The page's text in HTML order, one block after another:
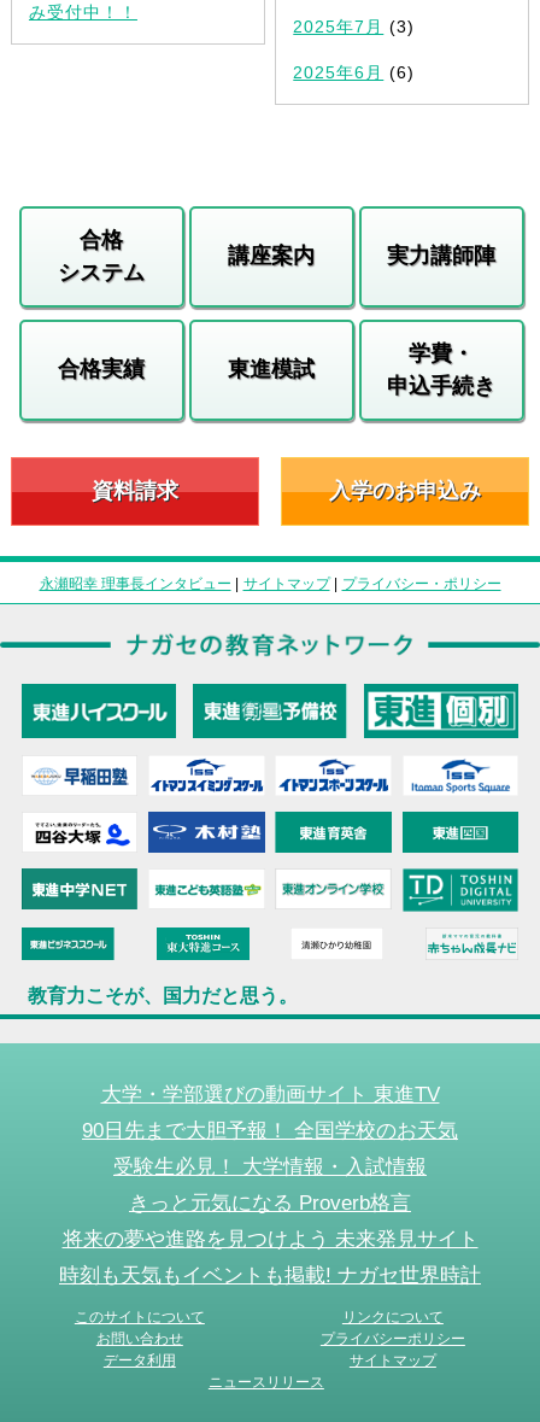
み受付中！！
2025年7月 (3)
2025年6月 (6)
合格
システム
講座案内 実力講師陣
合格実績 東進模試
学費・
申込手続き
資料請求 入学のお申込み
永瀬昭幸 理事長インタビュー | サイトマップ| プライバシー・ポリシー
教育力こそが、国力だと思う。
大学・学部選びの動画サイト 東進TV
90日先まで大胆予報！ 全国学校のお天気
受験生必見！ 大学情報・入試情報
きっと元気になる Proverb格言
将来の夢や進路を見つけよう 未来発見サイト
時刻も天気もイベントも掲載! ナガセ世界時計
このサイトについて
リンクについて
お問い合わせ
プライバシーポリシー
データ利用
サイトマップ
ニュースリリース